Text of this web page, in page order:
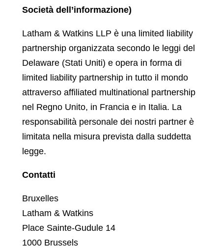
Società dell’informazione)
Latham & Watkins LLP è una limited liability
partnership organizzata secondo le leggi del
Delaware (Stati Uniti) e opera in forma di
limited liability partnership in tutto il mondo
attraverso affiliated multinational partnership
nel Regno Unito, in Francia e in Italia. La
responsabilità personale dei nostri partner è
limitata nella misura prevista dalla suddetta
legge.
Contatti
Bruxelles
Latham & Watkins
Place Sainte-Gudule 14
1000 Brussels